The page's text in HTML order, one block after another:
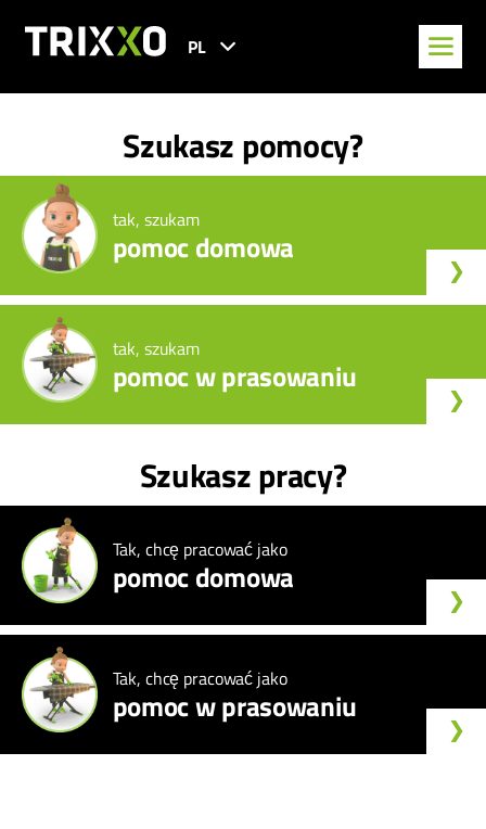
PL
Szukasz pomocy?
tak, szukam
pomoc domowa
tak, szukam
pomoc w prasowaniu
Szukasz pracy?
Tak, chcę pracować jako
pomoc domowa
Tak, chcę pracować jako
pomoc w prasowaniu